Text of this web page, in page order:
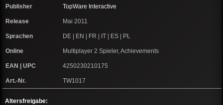
Publisher TopWare Interactive
Release Mai 2011
Sprachen DE | EN | FR | IT | ES | PL
Online Multiplayer 2 Spieler, Achievements
EAN | UPC 4250230210175
Art.-Nr. TW1017
Altersfreigabe: